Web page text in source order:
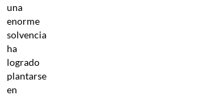
una
enorme
solvencia
ha
logrado
plantarse
en